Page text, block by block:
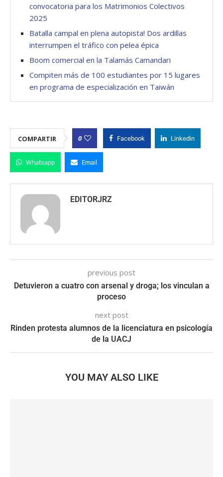
convocatoria para los Matrimonios Colectivos
2025
Batalla campal en plena autopista! Dos ardillas
interrumpen el tráfico con pelea épica
Boom comercial en la Talamás Camandari
Compiten más de 100 estudiantes por 15 lugares
en programa de especialización en Taiwán
COMPARTIR 0 Facebook Linkedin
Whatsapp Email
EDITORJRZ
previous post
Detuvieron a cuatro con arsenal y droga; los vinculan a
proceso
next post
Rinden protesta alumnos de la licenciatura en psicología
de la UACJ
YOU MAY ALSO LIKE